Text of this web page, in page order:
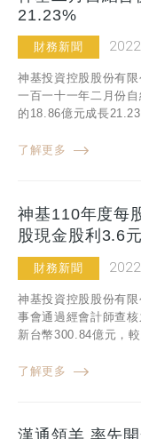
21.23%
財務新聞
神基投資控股股份有
一百一十一年二月份
的18.86億元成長
了解更多
神基110年度每
股現金股利3.6元
財務新聞
神基投資控股股份有
事會通過經會計師查
新台幣300.84億元，
了解更多